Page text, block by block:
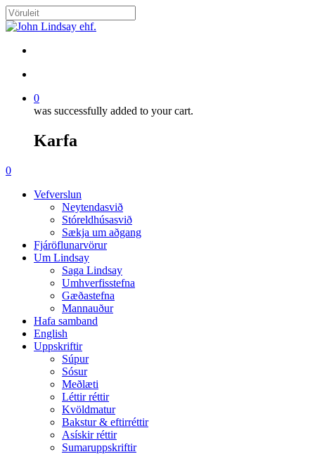
Skip
to
content
Close
0
was successfully added to your cart.
Karfa
Menu
search
account
0
Vefverslun
Neytendasvið
Stóreldhúsasvið
Sækja um aðgang
Fjáröflunarvörur
Um Lindsay
Saga Lindsay
Umhverfisstefna
Gæðastefna
Mannauður
Hafa samband
English
Uppskriftir
Súpur
Sósur
Meðlæti
Léttir réttir
Kvöldmatur
Bakstur & eftirréttir
Asískir réttir
Sumaruppskriftir